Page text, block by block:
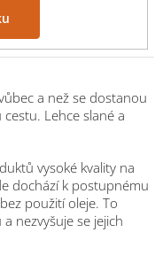
a než se dostanou
Lehce slané a
vysoké kvality na
dochází k postupnému
použití oleje. To
nezvyšuje se jejich